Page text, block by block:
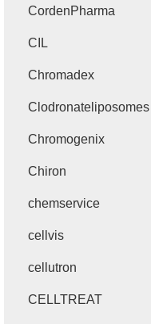
CordenPharma
CIL
Chromadex
Clodronateliposomes
Chromogenix
Chiron
chemservice
cellvis
cellutron
CELLTREAT